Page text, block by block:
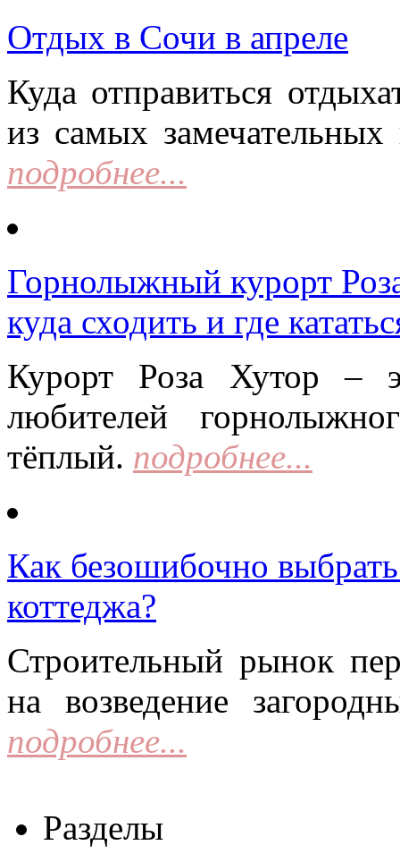
Отдых в Сочи в апреле
Куда отправиться
из самых замечательных
подробнее...
Горнолыжный курорт
куда сходить и где
Курорт Роза Хутор –
любителей
тёплый. подробнее...
Как безошибочно
коттеджа?
Строительный рынок
на возведение
подробнее...
Разделы